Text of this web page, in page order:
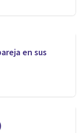
en sus